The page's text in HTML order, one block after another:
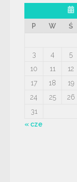
P
W Ś
3
4 5
10
11 12
17
18 19
24
25 26
31
« cze